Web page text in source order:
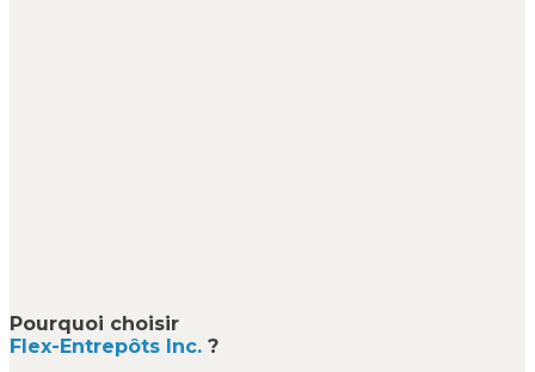
Pourquoi choisir
Flex-Entrepôts Inc. ?